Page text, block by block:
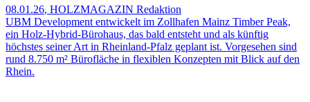
08.01.26, HOLZMAGAZIN Redaktion
UBM Development entwickelt im Zollhafen Mainz Timber Peak,
ein Holz‑Hybrid‑Bürohaus, das bald entsteht und als künftig
höchstes seiner Art in Rheinland‑Pfalz geplant ist. Vorgesehen sind
rund 8.750 m² Bürofläche in flexiblen Konzepten mit Blick auf den
Rhein.